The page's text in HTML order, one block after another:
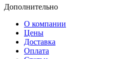
Дополнительно
О компании
Цены
Доставка
Оплата